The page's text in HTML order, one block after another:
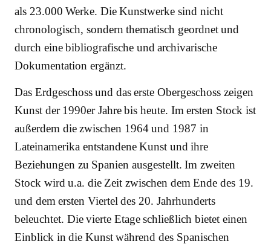
als 23.000 Werke. Die Kunstwerke sind nicht
chronologisch, sondern thematisch geordnet und
durch eine bibliografische und archivarische
Dokumentation ergänzt.
Das Erdgeschoss und das erste Obergeschoss zeigen
Kunst der 1990er Jahre bis heute. Im ersten Stock ist
außerdem die zwischen 1964 und 1987 in
Lateinamerika entstandene Kunst und ihre
Beziehungen zu Spanien ausgestellt. Im zweiten
Stock wird u.a. die Zeit zwischen dem Ende des 19.
und dem ersten Viertel des 20. Jahrhunderts
beleuchtet. Die vierte Etage schließlich bietet einen
Einblick in die Kunst während des Spanischen